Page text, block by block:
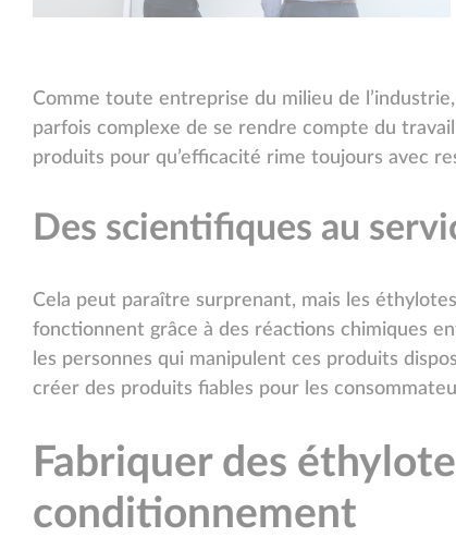
Comme toute entreprise du milieu de
parfois complexe de se rendre compte du
produits pour qu’efficacité rime toujours avec
Des scientifiques au
Cela peut paraître surprenant, mais les
fonctionnent grâce à des réactions chimiques
les personnes qui manipulent ces produits
créer des produits fiables pour les
Fabriquer des
conditionnement